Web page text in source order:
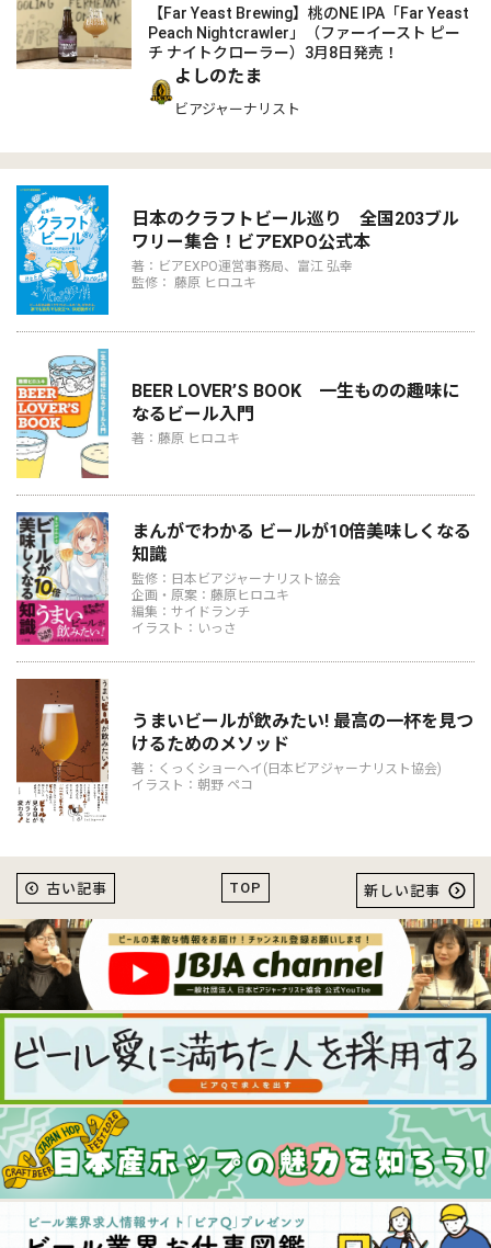
【Far Yeast Brewing】桃のNE IPA「Far Yeast
Peach Nightcrawler」（ファーイースト ピー
チ ナイトクローラー）3月8日発売！
よしのたま
ビアジャーナリスト
日本のクラフトビール巡り 全国203ブル
ワリー集合！ビアEXPO公式本
著：ビアEXPO運営事務局、富江 弘幸
監修： 藤原 ヒロユキ
BEER LOVER’S BOOK 一生ものの趣味に
なるビール入門
著：藤原 ヒロユキ
まんがでわかる ビールが10倍美味しくなる
知識
監修：日本ビアジャーナリスト協会
企画・原案：藤原ヒロユキ
編集：サイドランチ
イラスト：いっさ
うまいビールが飲みたい! 最高の一杯を見つ
けるためのメソッド
著：くっくショーヘイ(日本ビアジャーナリスト協会)
イラスト：朝野 ペコ
TOP
古い記事 新しい記事